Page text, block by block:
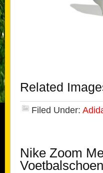
Related
Filed Under:
Nike Zoom